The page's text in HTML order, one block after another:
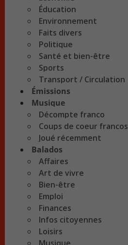
Éducation
Environnement
Faits divers
Politique
Santé et bien-être
Sports
Transport / Circulation
Émissions
Musique
Décompte franco
Coups de coeur francos
Joué récemment
Balados
Affaires
Art de vivre
Bien-être
Emploi
Finances
Infos citoyennes
Loisirs